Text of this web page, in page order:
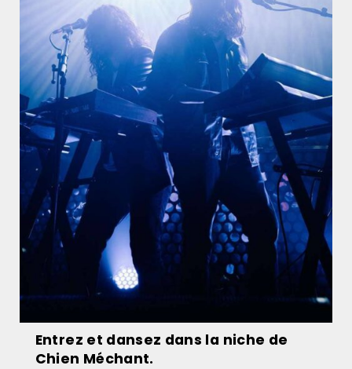
Entrez et dansez dans la niche de
Chien Méchant.